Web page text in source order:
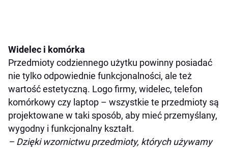
Widelec i komórka
Przedmioty codziennego użytku powinny posiadać
nie tylko odpowiednie funkcjonalności, ale też
wartość estetyczną. Logo firmy, widelec, telefon
komórkowy czy laptop – wszystkie te przedmioty są
projektowane w taki sposób, aby mieć przemyślany,
wygodny i funkcjonalny kształt.
– Dzięki wzornictwu przedmioty, których używamy